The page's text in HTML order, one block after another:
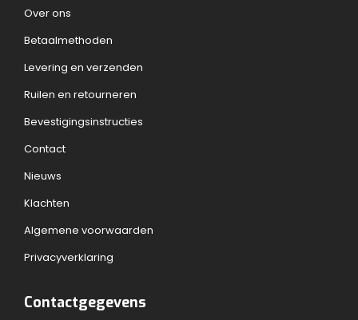
Over ons
Betaalmethoden
Levering en verzenden
Ruilen en retourneren
Bevestigingsinstructies
Contact
Nieuws
Klachten
Algemene voorwaarden
Privacyverklaring
Contactgegevens